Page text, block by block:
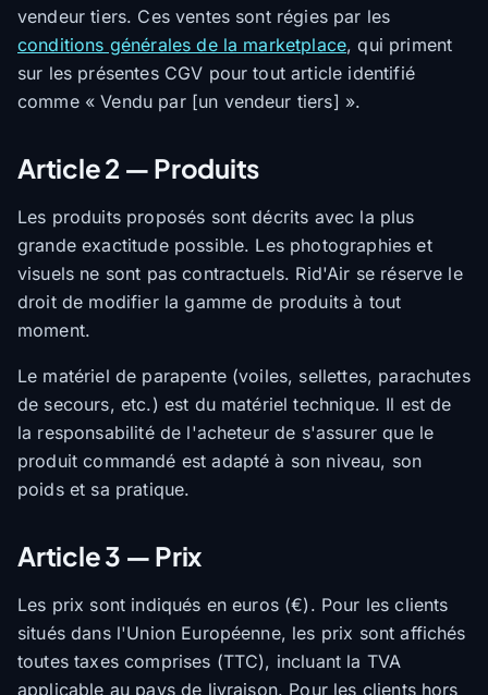
vendeur tiers. Ces ventes sont régies par les
conditions générales de la marketplace, qui priment
sur les présentes CGV pour tout article identifié
comme « Vendu par [un vendeur tiers] ».
Article 2 — Produits
Les produits proposés sont décrits avec la plus
grande exactitude possible. Les photographies et
visuels ne sont pas contractuels. Rid'Air se réserve le
droit de modifier la gamme de produits à tout
moment.
Le matériel de parapente (voiles, sellettes, parachutes
de secours, etc.) est du matériel technique. Il est de
la responsabilité de l'acheteur de s'assurer que le
produit commandé est adapté à son niveau, son
poids et sa pratique.
Article 3 — Prix
Les prix sont indiqués en euros (€). Pour les clients
situés dans l'Union Européenne, les prix sont affichés
toutes taxes comprises (TTC), incluant la TVA
applicable au pays de livraison. Pour les clients hors